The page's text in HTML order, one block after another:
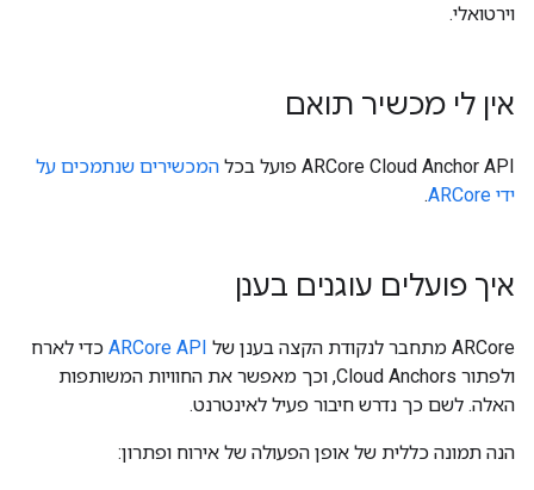
וירטואלי.
אין לי מכשיר תואם
‫ARCore Cloud Anchor API פועל בכל
המכשירים שנתמכים על
ידי ARCore
.
איך פועלים עוגנים בענן
‫ARCore מתחבר לנקודת הקצה בענן של ARCore API כדי לארח
ולפתור Cloud Anchors, וכך מאפשר את החוויות המשותפות
האלה. לשם כך נדרש חיבור פעיל לאינטרנט.
הנה תמונה כללית של אופן הפעולה של אירוח ופתרון: